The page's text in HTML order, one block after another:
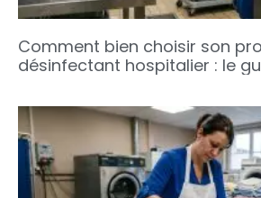
Comment bien choisir son
désinfectant hospitalier : le